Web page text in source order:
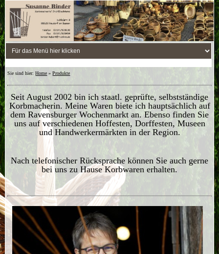
Sie sind hier:Home »Produkte
Seit August 2002 bin ich staatl. geprüfte, selbstständige
Korbmacherin. Meine Waren biete ich hauptsächlich auf
dem Ravensburger Wochenmarkt an. Ebenso finden Sie
uns auf verschiedenen Hoffesten, Dorffesten, Museen
und Handwerkermärkten in der Region.
Nach telefonischer Rücksprache können Sie auch gerne
bei uns zu Hause Korbwaren erhalten.